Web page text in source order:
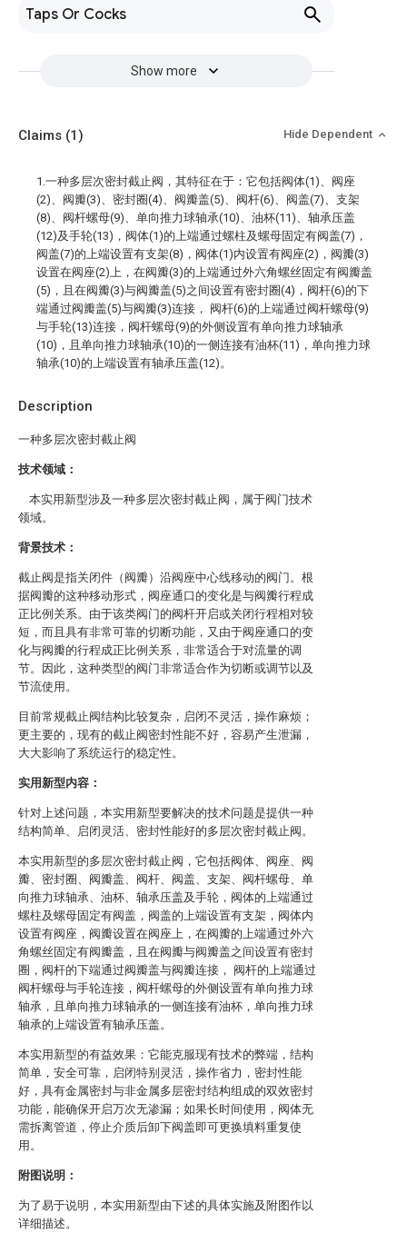
Taps Or Cocks
Show more
Description
一种多层次密封截止阀
技术领域：
本实用新型涉及一种多层次密封截止阀，属于阀门技术
领域。
背景技术：
截止阀是指关闭件（阀瓣）沿阀座中心线移动的阀门。根
据阀瓣的这种移动形式，阀座通口的变化是与阀瓣行程成
正比例关系。由于该类阀门的阀杆开启或关闭行程相对较
短，而且具有非常可靠的切断功能，又由于阀座通口的变
化与阀瓣的行程成正比例关系，非常适合于对流量的调
节。因此，这种类型的阀门非常适合作为切断或调节以及
节流使用。
目前常规截止阀结构比较复杂，启闭不灵活，操作麻烦；
更主要的，现有的截止阀密封性能不好，容易产生泄漏，
大大影响了系统运行的稳定性。
实用新型内容：
针对上述问题，本实用新型要解决的技术问题是提供一种
结构简单、启闭灵活、密封性能好的多层次密封截止阀。
本实用新型的多层次密封截止阀，它包括阀体、阀座、阀
瓣、密封圈、阀瓣盖、阀杆、阀盖、支架、阀杆螺母、单
向推力球轴承、油杯、轴承压盖及手轮，阀体的上端通过
螺柱及螺母固定有阀盖，阀盖的上端设置有支架，阀体内
设置有阀座，阀瓣设置在阀座上，在阀瓣的上端通过外六
角螺丝固定有阀瓣盖，且在阀瓣与阀瓣盖之间设置有密封
圈，阀杆的下端通过阀瓣盖与阀瓣连接， 阀杆的上端通过
阀杆螺母与手轮连接，阀杆螺母的外侧设置有单向推力球
轴承，且单向推力球轴承的一侧连接有油杯，单向推力球
轴承的上端设置有轴承压盖。
本实用新型的有益效果：它能克服现有技术的弊端，结构
简单，安全可靠，启闭特别灵活，操作省力，密封性能
好，具有金属密封与非金属多层密封结构组成的双效密封
功能，能确保开启万次无渗漏；如果长时间使用，阀体无
需拆离管道，停止介质后卸下阀盖即可更换填料重复使
用。
附图说明：
为了易于说明，本实用新型由下述的具体实施及附图作以
详细描述。
Claims (1) Hide Dependent
1.一种多层次密封截止阀，其特征在于：它包括阀体(1)、阀座
(2)、阀瓣(3)、密封圈(4)、阀瓣盖(5)、阀杆(6)、阀盖(7)、支架
(8)、阀杆螺母(9)、单向推力球轴承(10)、油杯(11)、轴承压盖
(12)及手轮(13)，阀体(1)的上端通过螺柱及螺母固定有阀盖(7)，
阀盖(7)的上端设置有支架(8)，阀体(1)内设置有阀座(2)，阀瓣(3)
设置在阀座(2)上，在阀瓣(3)的上端通过外六角螺丝固定有阀瓣盖
(5)，且在阀瓣(3)与阀瓣盖(5)之间设置有密封圈(4)，阀杆(6)的下
端通过阀瓣盖(5)与阀瓣(3)连接， 阀杆(6)的上端通过阀杆螺母(9)
与手轮(13)连接，阀杆螺母(9)的外侧设置有单向推力球轴承
(10)，且单向推力球轴承(10)的一侧连接有油杯(11)，单向推力球
轴承(10)的上端设置有轴承压盖(12)。